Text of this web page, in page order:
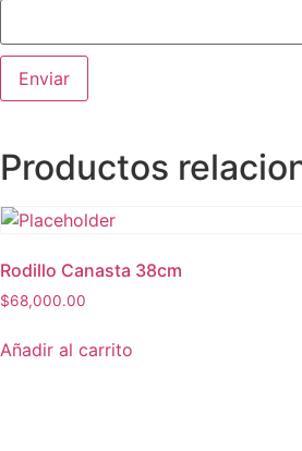
Productos
Rodillo Canasta 38cm
$68,000.00
Añadir al carrito